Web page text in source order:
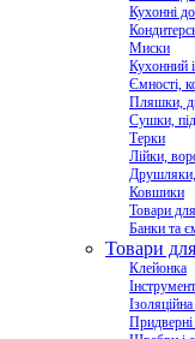
Кухонні
Миски
Кухонний
Ємності,
Пляшки,
Сушки,
Терки
Лійки,
Друшляки,
Ковшики
Товари
Банки та
Товари
Клейонка